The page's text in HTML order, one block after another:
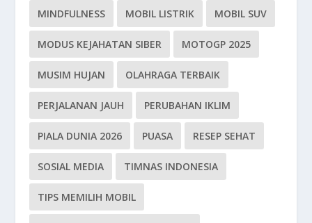
MINDFULNESS MOBIL LISTRIK MOBIL SUV
MODUS KEJAHATAN SIBER MOTOGP 2025
MUSIM HUJAN OLAHRAGA TERBAIK
PERJALANAN JAUH PERUBAHAN IKLIM
PIALA DUNIA 2026 PUASA RESEP SEHAT
SOSIAL MEDIA TIMNAS INDONESIA
TIPS MEMILIH MOBIL